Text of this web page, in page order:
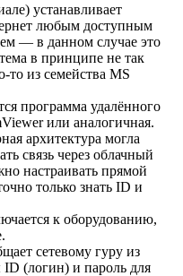
устанавливает
любым доступным
— в данном случае это
в принципе не так
то из семейства MS
программа удалённого
или аналогичная.
архитектура могла
связь через облачный
настраивать прямой
только знать ID и
к оборудованию,
сетевому гуру из
(логин) и пароль для